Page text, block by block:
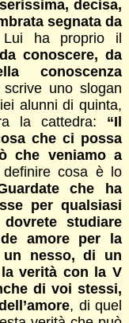
decisa,
segnata da
ha proprio il
conoscere, da
conoscenza
uno slogan
alunni di quinta,
la cattedra: “Il
che ci possa
che veniamo a
cosa è lo
che ha
per qualsiasi
studiare
amore per la
un nesso, di un
verità con la V
di voi stessi,
, di quel